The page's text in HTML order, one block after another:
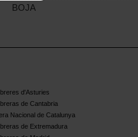
BOJA
d'Asturies
de Cantabria
Nacional de Catalunya
de Extremadura